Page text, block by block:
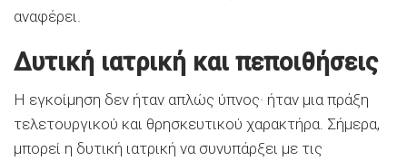
αναφέρει.
Δυτική ιατρική και πεποιθήσεις
Η εγκοίμηση δεν ήταν απλώς ύπνος· ήταν μια πράξη
τελετουργικού και θρησκευτικού χαρακτήρα. Σήμερα,
μπορεί η δυτική ιατρική να συνυπάρξει με τις